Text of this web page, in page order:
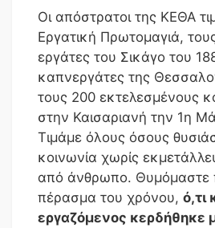
Οι απόστρατοι της ΚΕΘΑ
Εργατική Πρωτομαγιά,
εργάτες του Σικάγο του
καπνεργάτες της
τους 200 εκτελεσμένους
στην Καισαριανή την 1η
Τιμάμε όλους όσους
κοινωνία χωρίς
από άνθρωπο. Θυμόμαστε
πέρασμα του χρόνου, ό,τι
εργαζόμενος κερδήθηκε